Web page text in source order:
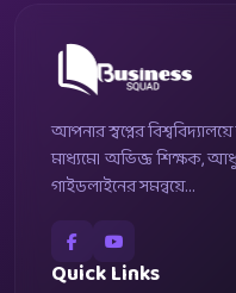
আপনার স্বপ্নের
মাধ্যমে। অভিজ্ঞ শিক্ষক,
গাইডলাইনের সমন্বয়ে...
Quick Links